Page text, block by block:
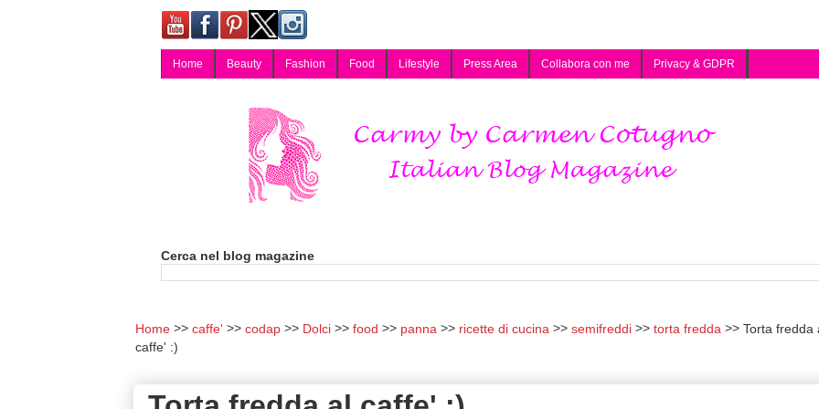
Home Beauty Fashion Food Lifestyle Press Area Collabora con me Privacy & GDPR
Cerca nel blog magazine
Home caffe' codap Dolci food panna ricette di cucina semifreddi torta fredda
Torta fredda
caffe' :)